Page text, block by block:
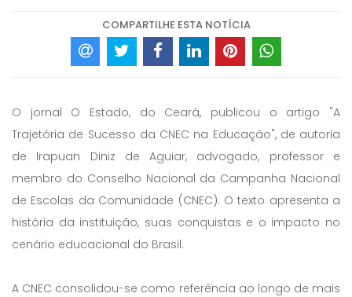
COMPARTILHE ESTA NOTÍCIA
O jornal O Estado, do Ceará, publicou o artigo "A
Trajetória de Sucesso da CNEC na Educação", de autoria
de Irapuan Diniz de Aguiar, advogado, professor e
membro do Conselho Nacional da Campanha Nacional
de Escolas da Comunidade (CNEC). O texto apresenta a
história da instituição, suas conquistas e o impacto no
cenário educacional do Brasil.
A CNEC consolidou-se como referência ao longo de mais